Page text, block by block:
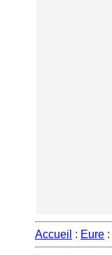
Accueil : Eure :